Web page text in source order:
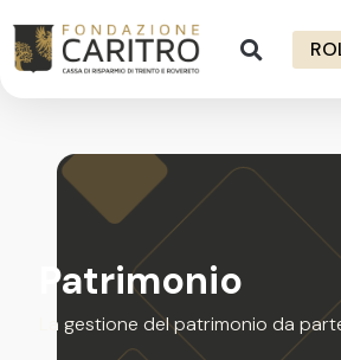
Patrimonio
La gestione del patrimonio da